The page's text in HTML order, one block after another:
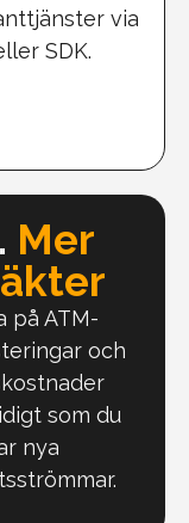
via
SDK.
Mer
på ATM-
och
som du
nya